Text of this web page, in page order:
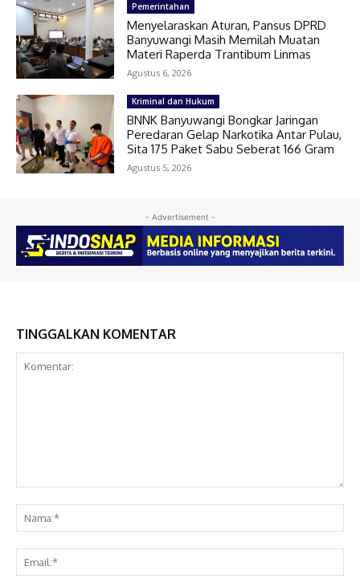
Pemerintahan
Menyelaraskan Aturan, Pansus DPRD
Banyuwangi Masih Memilah Muatan
Materi Raperda Trantibum Linmas
Agustus 6, 2026
Kriminal dan Hukum
BNNK Banyuwangi Bongkar Jaringan
Peredaran Gelap Narkotika Antar Pulau,
Sita 175 Paket Sabu Seberat 166 Gram
Agustus 5, 2026
- Advertisement -
TINGGALKAN KOMENTAR